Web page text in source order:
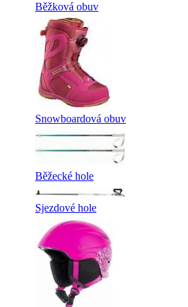
Běžková obuv
Snowboardová obuv
Běžecké hole
Sjezdové hole